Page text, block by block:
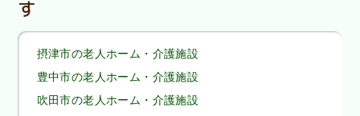
す
摂津市の老人ホーム・介護施設
豊中市の老人ホーム・介護施設
吹田市の老人ホーム・介護施設